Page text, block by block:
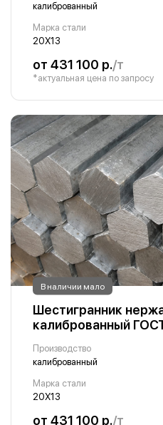
калиброванный
Марка стали
20Х13
от 431 100 р./т
*актуальная цена по запросу
В наличии мало
Шестигранник
калиброванный
Производство
калиброванный
Марка стали
20Х13
от 431 100 р./т